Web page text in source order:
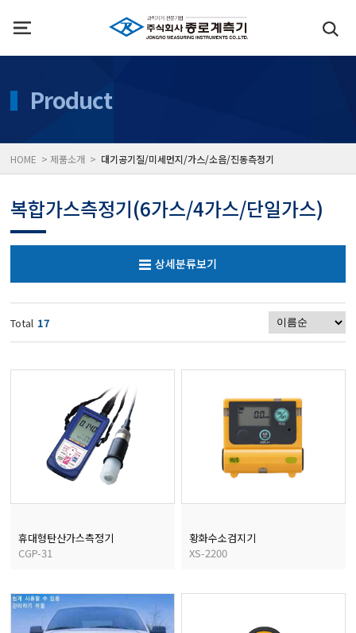
당도/농도/염도/당산도/
전자저울/점도계/핀홀탐
수분계/회전계/도막두
현미경/확대경
Product
HOME > 제품소개 > 대기공기질/미세먼지/가스/소음/진동측정기
복합가스측정기(6가스/4가스/단일가스)
상세분류보기
Total 17
휴대형탄산가스측정기
CGP-31
황화수소검지기
XS-2200